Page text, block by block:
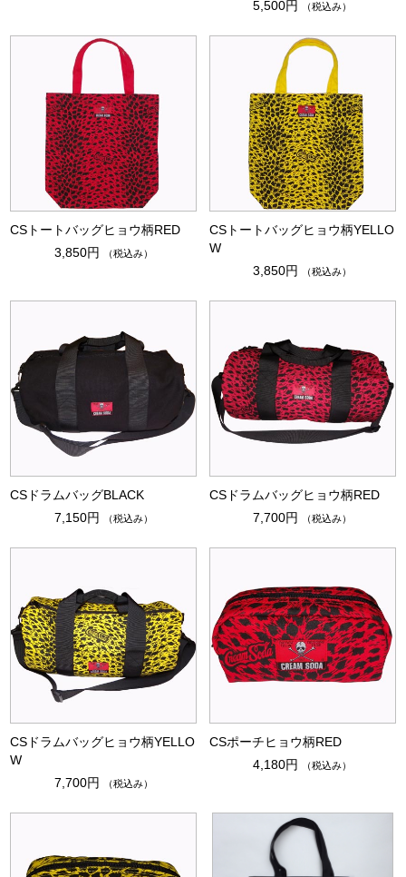
5,500円
（税込み）
CSトートバッグヒョウ柄RED
3,850円
（税込み）
CSトートバッグヒョウ柄YELLO
W
3,850円
（税込み）
CSドラムバッグBLACK
7,150円
（税込み）
CSドラムバッグヒョウ柄RED
7,700円
（税込み）
CSドラムバッグヒョウ柄YELLO
W
7,700円
（税込み）
CSポーチヒョウ柄RED
4,180円
（税込み）